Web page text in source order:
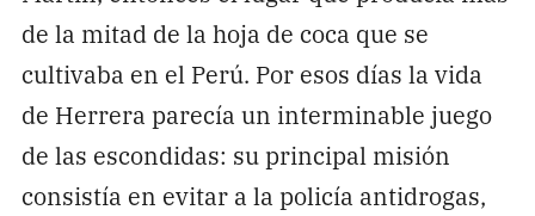
de la mitad de la hoja de coca que se
cultivaba en el Perú. Por esos días la vida
de Herrera parecía un interminable juego
de las escondidas: su principal misión
consistía en evitar a la policía antidrogas,